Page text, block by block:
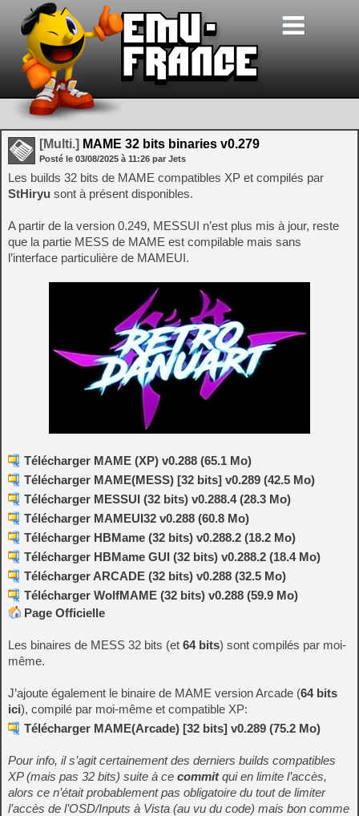
[Multi.] MAME 32 bits binaries v0.279
Posté le 03/08/2025 à 11:26 par Jets
Les builds 32 bits de MAME compatibles XP et compilés par
StHiryu sont à présent disponibles.
A partir de la version 0.249, MESSUI n’est plus mis à jour, reste
que la partie MESS de MAME est compilable mais sans
l’interface particulière de MAMEUI.
Télécharger MAME (XP) v0.288 (65.1 Mo)
Télécharger MAME(MESS) [32 bits] v0.289 (42.5 Mo)
Télécharger MESSUI (32 bits) v0.288.4 (28.3 Mo)
Télécharger MAMEUI32 v0.288 (60.8 Mo)
Télécharger HBMame (32 bits) v0.288.2 (18.2 Mo)
Télécharger HBMame GUI (32 bits) v0.288.2 (18.4 Mo)
Télécharger ARCADE (32 bits) v0.288 (32.5 Mo)
Télécharger WolfMAME (32 bits) v0.288 (59.9 Mo)
Page Officielle
Les binaires de MESS 32 bits (et 64 bits) sont compilés par moi-
même.
J’ajoute également le binaire de MAME version Arcade (64 bits
ici), compilé par moi-même et compatible XP:
Télécharger MAME(Arcade) [32 bits] v0.289 (75.2 Mo)
Pour info, il s’agit certainement des derniers builds compatibles
XP (mais pas 32 bits) suite à ce commitqui en limite l’accès,
alors ce n’était probablement pas obligatoire du tout de limiter
l’accès de l’OSD/Inputs à Vista (au vu du code) mais bon comme